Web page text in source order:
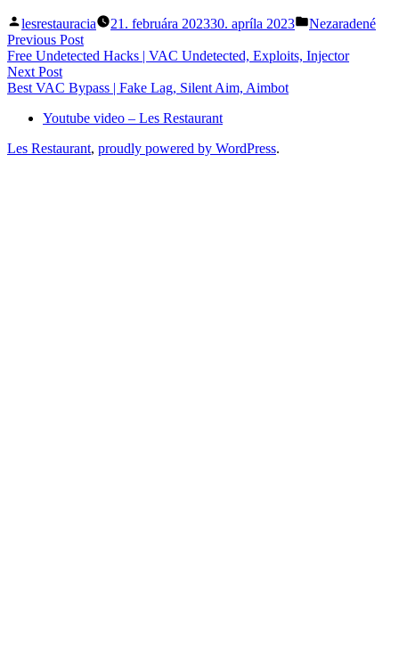
Posted
by
lesrestauracia 21. februára 202330. apríla 2023
Posted
Nezaradené
Navigácia
v
článku
Previous PostPrevious
post:
Free Undetected Hacks | VAC Undetected, Exploits, Injector
Next PostNext
post:
Best VAC Bypass | Fake Lag, Silent Aim, Aimbot
Youtube video – Les Restaurant
Les Restaurant, proudly powered by WordPress.